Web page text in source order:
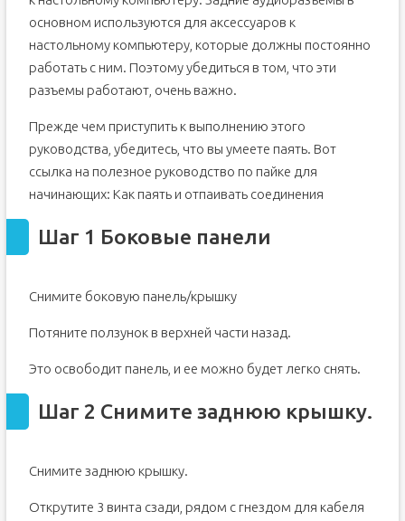
основном используются для аксессуаров к
настольному компьютеру, которые должны постоянно
работать с ним. Поэтому убедиться в том, что эти
разъемы работают, очень важно.
Прежде чем приступить к выполнению этого
руководства, убедитесь, что вы умеете паять. Вот
ссылка на полезное руководство по пайке для
начинающих: Как паять и отпаивать соединения
Шаг 1 Боковые панели
Снимите боковую панель/крышку
Потяните ползунок в верхней части назад.
Это освободит панель, и ее можно будет легко снять.
Шаг 2 Снимите заднюю крышку.
Снимите заднюю крышку.
Открутите 3 винта сзади, рядом с гнездом для кабеля